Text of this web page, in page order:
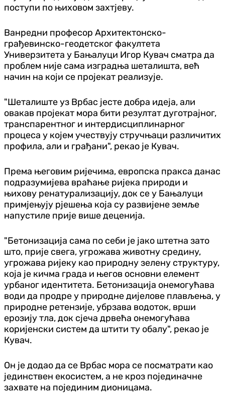
поступи по њиховом захтјеву.
Ванредни професор Архитектонско-
грађевинско-геодетског факултета
Универзитета у Бањалуци Игор Кувач сматра да
проблем није сама изградња шеталишта, већ
начин на који се пројекат реализује.
"Шеталиште уз Врбас јесте добра идеја, али
овакав пројекат мора бити резултат дуготрајног,
транспарентног и интердисциплинарног
процеса у којем учествују стручњаци различитих
профила, али и грађани", рекао је Кувач.
Према његовим ријечима, европска пракса данас
подразумијева враћање ријека природи и
њихову ренатурализацију, док се у Бањалуци
примјењују рјешења која су развијене земље
напустиле прије више деценија.
"Бетонизација сама по себи је јако штетна зато
што, прије свега, угрожава животну средину,
угрожава ријеку као природну зелену структуру,
која је кичма града и његов основни елемент
урбаног идентитета. Бетонизација онемогућава
води да продре у природне дијелове плављења, у
природне ретензије, убрзава водоток, врши
ерозију тла, док сјеча дрвећа онемогућава
коријенски систем да штити ту обалу", рекао је
Кувач.
Он је додао да се Врбас мора се посматрати као
јединствен екосистем, а не кроз појединачне
захвате на појединим дионицама.